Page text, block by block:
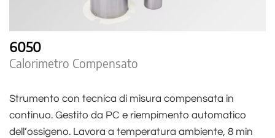
6050
Calorimetro Compensato
Strumento con tecnica di misura compensata in
continuo. Gestito da PC e riempimento automatico
dell’ossigeno. Lavora a temperatura ambiente, 8 min